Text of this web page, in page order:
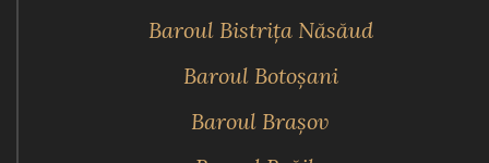
Baroul Bistriţa Năsăud
Baroul Botoşani
Baroul Braşov